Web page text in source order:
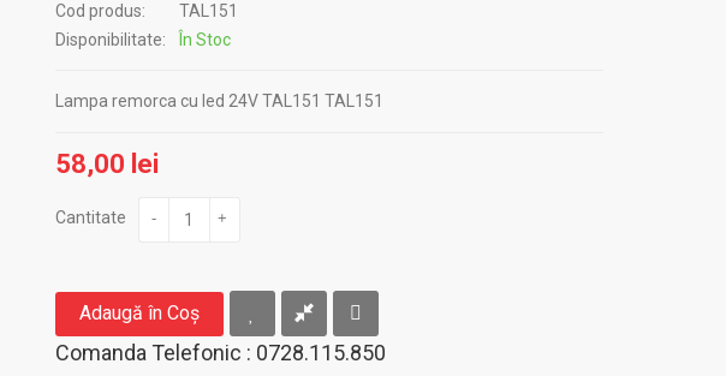
Cod produs:
TAL151
Disponibilitate:
În Stoc
Lampa remorca cu led 24V TAL151 TAL151
58,00 lei
Cantitate - +
Adaugă în Coş
Comanda Telefonic : 0728.115.850